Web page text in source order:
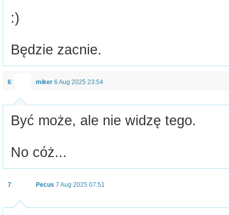
:)
Będzie zacnie.
6: miker 6 Aug 2025 23:54
Być może, ale nie widzę tego.
No cóż...
7: Pecus 7 Aug 2025 07:51